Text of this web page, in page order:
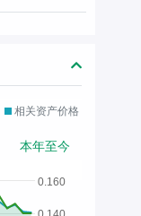
相关资产价格
本年至今
0.160